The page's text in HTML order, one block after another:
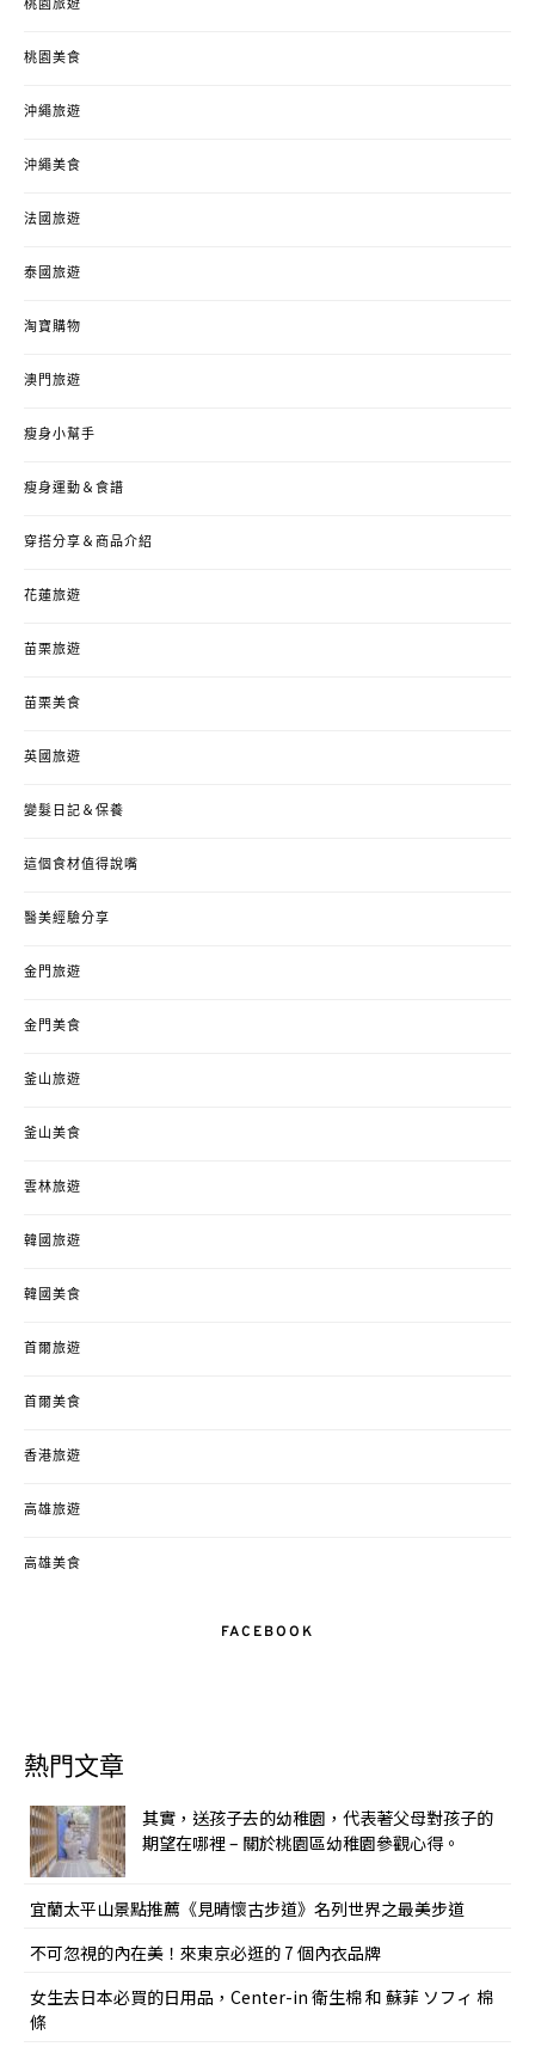
桃園旅遊
桃園美食
沖繩旅遊
沖繩美食
法國旅遊
泰國旅遊
淘寶購物
澳門旅遊
瘦身小幫手
瘦身運動＆食譜
穿搭分享＆商品介紹
花蓮旅遊
苗栗旅遊
苗栗美食
英國旅遊
變髮日記＆保養
這個食材值得說嘴
醫美經驗分享
金門旅遊
金門美食
釜山旅遊
釜山美食
雲林旅遊
韓國旅遊
韓國美食
首爾旅遊
首爾美食
香港旅遊
高雄旅遊
高雄美食
FACEBOOK
熱門文章
其實，送孩子去的幼稚園，代表著父母對孩子的
期望在哪裡 – 關於桃園區幼稚園參觀心得。
宜蘭太平山景點推薦《見晴懷古步道》名列世界之最美步道
不可忽視的內在美！來東京必逛的 7 個內衣品牌
女生去日本必買的日用品，Center-in 衛生棉 和 蘇菲 ソフィ 棉
條